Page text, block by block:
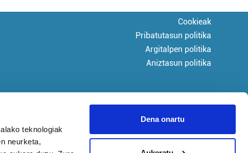
teknologiak
neurketa,
Dena onartu
Cookieak
Pribatutasun politika
Argitalpen politika
Aniztasun politika